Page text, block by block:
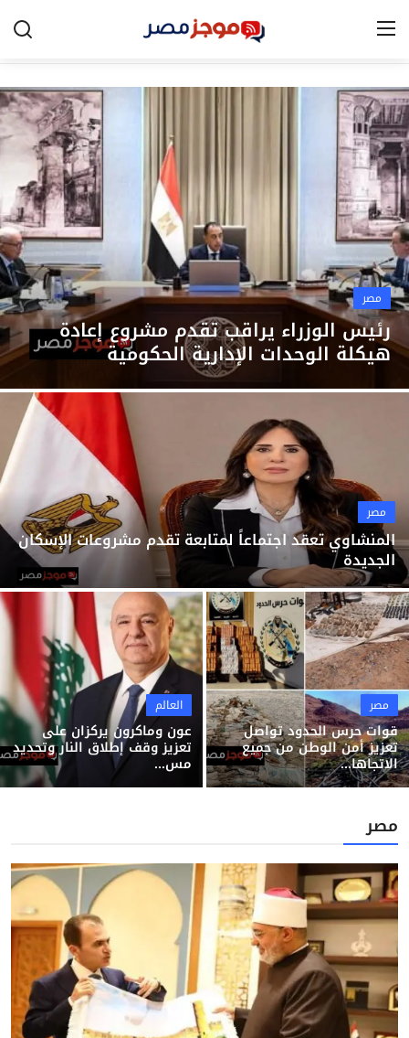
الرئيسية
مصر
الخليج
العالم
الرياضة
اقتصاد
تكنولوجيا
التعليم
منوعات
مصر
رئيس الوزراء يراقب تقدم مشروع إعادة
هيكلة الوحدات الإدارية الحكومية
مصر
المنشاوي تعقد اجتماعاً لمتابعة تقدم مشروعات الإسكان
الجديدة
مصر
قوات حرس الحدود تواصل
تعزيز أمن الوطن من جميع
الاتجاها...
العالم
عون وماكرون يركزان على
تعزيز وقف إطلاق النار وتحديد
مس...
مصر